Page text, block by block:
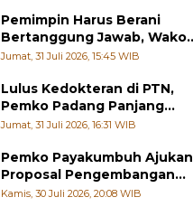
Pemimpin Harus Berani
Bertanggung Jawab, Wako
Padang Panjang Buka
Pelajar
Jumat, 31 Juli 2026, 15:45 WIB
Lulus Kedokteran di PTN,
Pemko Padang Panjang
Siapkan Beasiswa Penuh
Jumat, 31 Juli 2026, 16:31 WIB
Pemko Payakumbuh Ajukan
Proposal Pengembangan
RSUD dr. Adnaan WD
Kamis, 30 Juli 2026, 20:08 WIB